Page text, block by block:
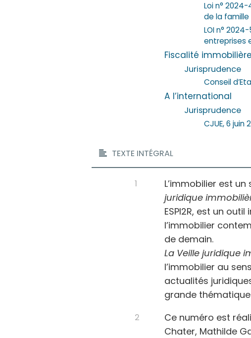
Loi n°
de la famille
LOI n°
entreprises
Fiscalité immobilière
Jurisprudence
Conseil
A l’international
Jurisprudence
CJUE, 6 juin
TEXTE INTÉGRAL
L’immobilier est
juridique
ESPI2R, est un
l’immobilier
de demain.
La Veille juridique
l’immobilier au
actualités
grande
Ce numéro est
Chater, Mathilde